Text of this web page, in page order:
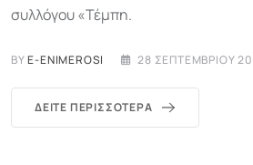
συλλόγου «Τέμπη.
BYE-ENIMEROSI 28 ΣΕΠΤΕΜΒΡΊΟΥ
ΔΕΊΤΕ ΠΕΡΙΣΣΌΤΕΡΑ